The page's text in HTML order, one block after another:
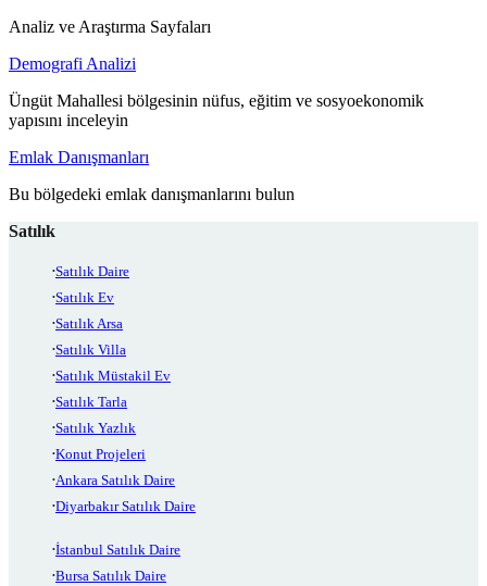
Analiz ve Araştırma Sayfaları
Demografi Analizi
Üngüt Mahallesi bölgesinin nüfus, eğitim ve sosyoekonomik
yapısını inceleyin
Emlak Danışmanları
Bu bölgedeki emlak danışmanlarını bulun
Satılık
Satılık Daire
Satılık Ev
Satılık Arsa
Satılık Villa
Satılık Müstakil Ev
Satılık Tarla
Satılık Yazlık
Konut Projeleri
Ankara Satılık Daire
Diyarbakır Satılık Daire
İstanbul Satılık Daire
Bursa Satılık Daire